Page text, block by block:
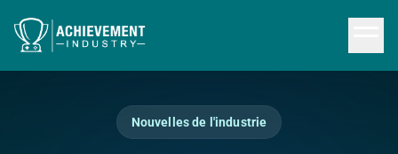
Nouvelles de l'industrie